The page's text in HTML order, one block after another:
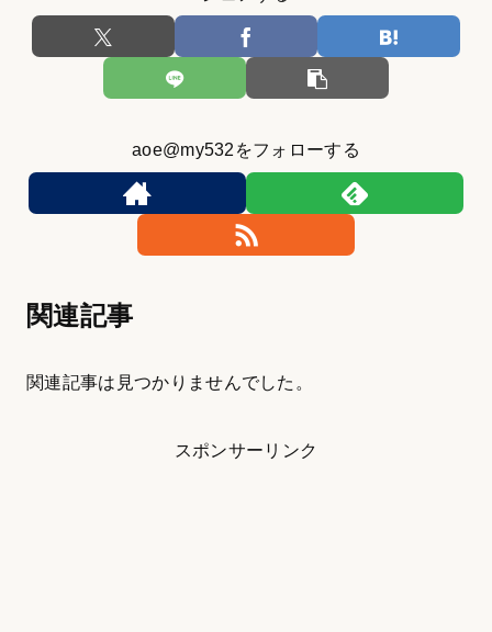
aoe@my532をフォローする
関連記事
関連記事は見つかりませんでした。
スポンサーリンク